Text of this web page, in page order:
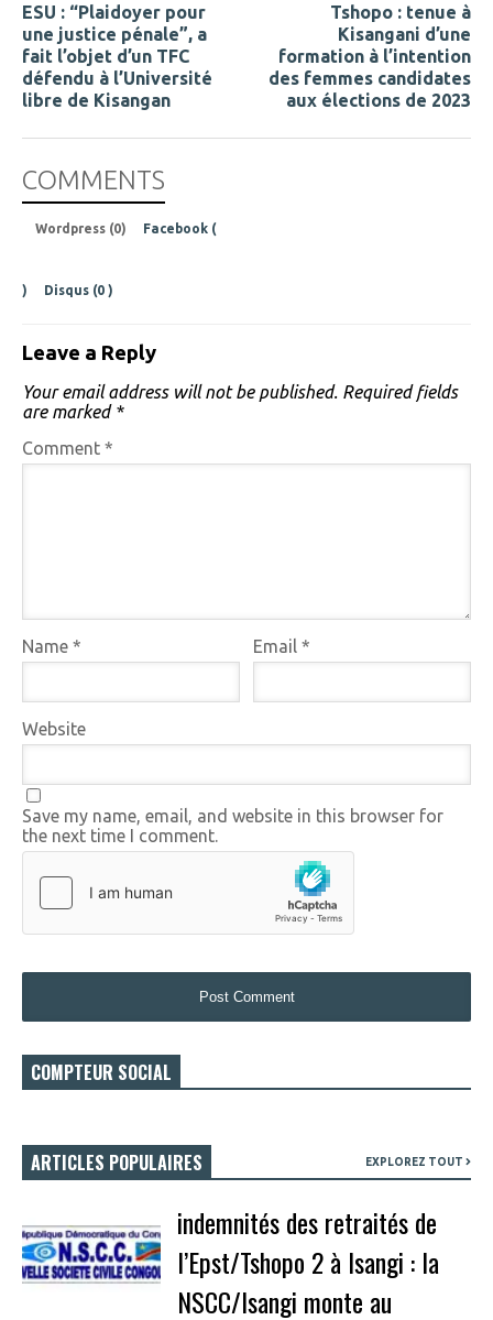
ESU : “Plaidoyer pour
une justice pénale”, a
fait l’objet d’un TFC
défendu à l’Université
libre de Kisangan
Tshopo : tenue à
Kisangani d’une
formation à l’intention
des femmes candidates
aux élections de 2023
COMMENTS
Wordpress (0) Facebook (
) Disqus (0 )
Leave a Reply
Your email address will not be published. Required fields
are marked *
Comment *
Name * Email*
Website
Save my name, email, and website in this browser for
the next time I comment.
COMPTEUR SOCIAL
ARTICLES POPULAIRES EXPLOREZ TOUT
indemnités des retraités de
l’Epst/Tshopo 2 à Isangi : la
NSCC/Isangi monte au